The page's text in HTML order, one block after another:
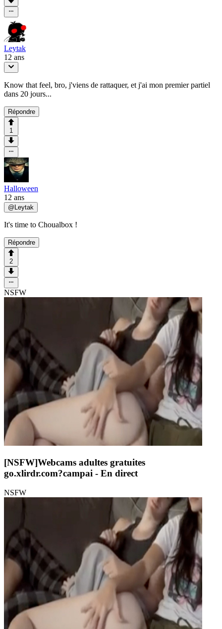
Leytak
12 ans
Know that feel, bro, j'viens de rattaquer, et j'ai mon premier partiel
dans 20 jours...
Répondre
1
Halloween
12 ans
@ Leytak
It's time to Choualbox !
Répondre
2
NSFW
[NSFW]Webcams adultes gratuites
go.xlirdr.com?campai - En direct
NSFW